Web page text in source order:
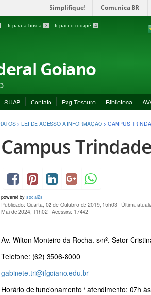
Simplifique! Comunica BR
Ir para a busca 3 Ir para o rodapé 4
Goiano
SUAP Contato Pag Tesouro Biblioteca
> LEI DE ACESSO À INFORMAÇÃO > CAMPUS
Campus Trindade
powered by social2s
Publicado: Quarta, 02 de Outubro de 2019, 15h03 | Última
Mai de 2024, 11h02 | Acessos: 17442
Av. Wilton Monteiro da Rocha, s/nº, Setor
Telefone: (62) 3506-8000
gabinete.tri@ifgoiano.edu.br
Horário de funcionamento / atendimento: 07h